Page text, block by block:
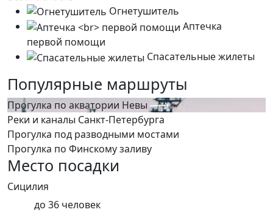
Огнетушитель
Аптечка
первой помощи
Спасательные жилеты
Популярные маршруты
Прогулка по акватории Невы
Реки и каналы Санкт-Петербурга
Прогулка под разводными мостами
Прогулка по Финскому заливу
Место посадки
Сицилия
до 36 человек